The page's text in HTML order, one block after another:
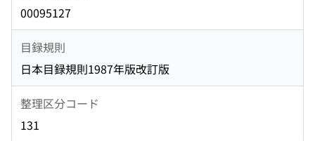
00095127
目録規則
日本目録規則1987年版改訂版
整理区分コード
131